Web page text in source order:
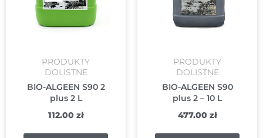
PRODUKTY
DOLISTNE
BIO-ALGEEN S90 2
plus 2 L
112.00 zł
PRODUKTY
DOLISTNE
BIO-ALGEEN S90
plus 2 – 10 L
477.00 zł